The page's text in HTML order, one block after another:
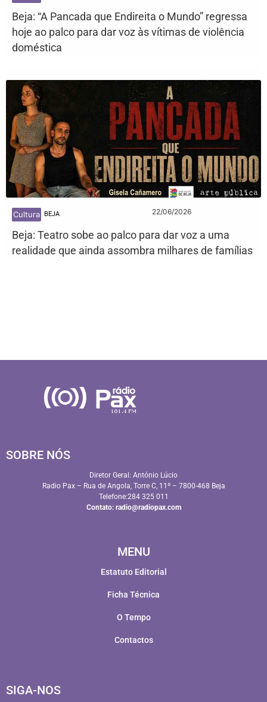
Beja: “A Pancada que Endireita o Mundo” regressa
hoje ao palco para dar voz às vítimas de violência
doméstica
Cultura BEJA 22/06/2026
Beja: Teatro sobe ao palco para dar voz a uma
realidade que ainda assombra milhares de famílias
SOBRE NÓS
Diretor Geral: António Lúcio
Radio Pax – Rua de Angola, Torre C, 11º – 7800-468 Beja
Telefone:284 325 011
Contato: radio@radiopax.com
SIGA-NOS
MENU
Estatuto Editorial
Ficha Técnica
O Tempo
Contactos